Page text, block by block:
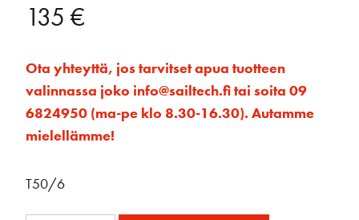
135 €
Ota yhteyttä, jos tarvitset apua tuotteen
valinnassa joko info@sailtech.fi tai soita 09
6824950 (ma-pe klo 8.30-16.30). Autamme
mielellämme!
T50/6